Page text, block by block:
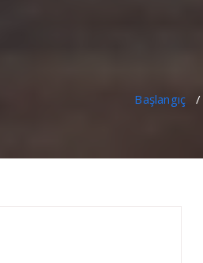
Başlangıç /